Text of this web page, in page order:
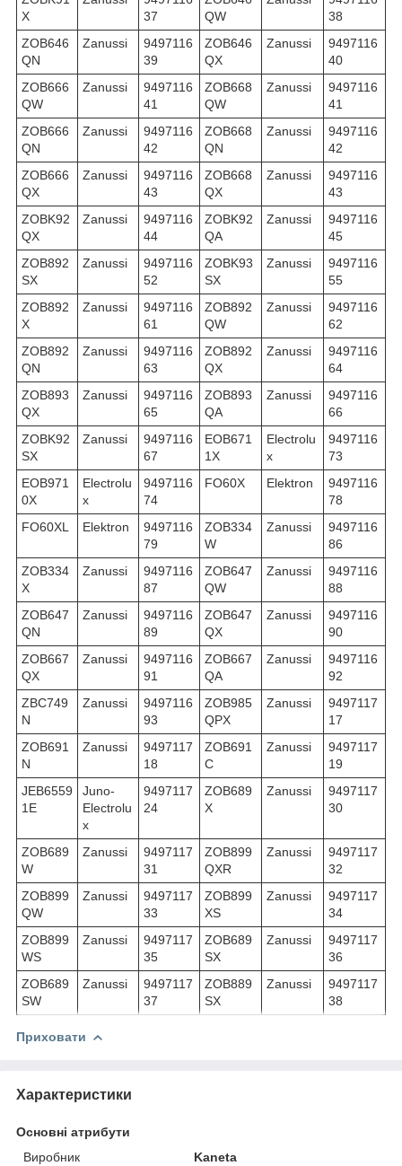
X
37
QW
38
ZOB646
QN
Zanussi
9497116
39
ZOB646
QX
Zanussi
9497116
40
ZOB666
QW
Zanussi
9497116
41
ZOB668
QW
Zanussi
9497116
41
ZOB666
QN
Zanussi
9497116
42
ZOB668
QN
Zanussi
9497116
42
ZOB666
QX
Zanussi
9497116
43
ZOB668
QX
Zanussi
9497116
43
ZOBK92
QX
Zanussi
9497116
44
ZOBK92
QA
Zanussi
9497116
45
ZOB892
SX
Zanussi
9497116
52
ZOBK93
SX
Zanussi
9497116
55
ZOB892
X
Zanussi
9497116
61
ZOB892
QW
Zanussi
9497116
62
ZOB892
QN
Zanussi
9497116
63
ZOB892
QX
Zanussi
9497116
64
ZOB893
QX
Zanussi
9497116
65
ZOB893
QA
Zanussi
9497116
66
ZOBK92
SX
Zanussi
9497116
67
EOB671
1X
Electrolu
x
9497116
73
EOB971
0X
Electrolu
x
9497116
74
FO60X Elektron
9497116
78
FO60XL
Elektron
9497116
79
ZOB334
W
Zanussi
9497116
86
ZOB334
X
Zanussi
9497116
87
ZOB647
QW
Zanussi
9497116
88
ZOB647
QN
Zanussi
9497116
89
ZOB647
QX
Zanussi
9497116
90
ZOB667
QX
Zanussi
9497116
91
ZOB667
QA
Zanussi
9497116
92
ZBC749
N
Zanussi
9497116
93
ZOB985
QPX
Zanussi
9497117
17
ZOB691
N
Zanussi
9497117
18
ZOB691
C
Zanussi
9497117
19
JEB6559
1E
Juno-
Electrolu
x
9497117
24
ZOB689
X
Zanussi
9497117
30
ZOB689
W
Zanussi
9497117
31
ZOB899
QXR
Zanussi
9497117
32
ZOB899
QW
Zanussi
9497117
33
ZOB899
XS
Zanussi
9497117
34
ZOB899
WS
Zanussi
9497117
35
ZOB689
SX
Zanussi
9497117
36
ZOB689
SW
Zanussi
9497117
37
ZOB889
SX
Zanussi
9497117
38
Приховати
Характеристики
Основні атрибути
Виробник
Kaneta